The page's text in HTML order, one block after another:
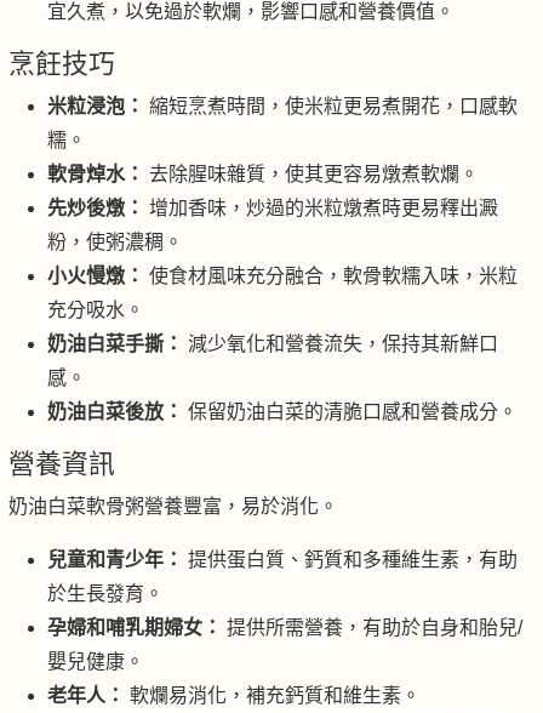
宜久煮，以免過於軟爛，影響口感和營養價值。
烹飪技巧
米粒浸泡： 縮短烹煮時間，使米粒更易煮開花，口感軟
糯。
軟骨焯水： 去除腥味雜質，使其更容易燉煮軟爛。
先炒後燉： 增加香味，炒過的米粒燉煮時更易釋出澱
粉，使粥濃稠。
小火慢燉： 使食材風味充分融合，軟骨軟糯入味，米粒
充分吸水。
奶油白菜手撕： 減少氧化和營養流失，保持其新鮮口
感。
奶油白菜後放： 保留奶油白菜的清脆口感和營養成分。
營養資訊
奶油白菜軟骨粥營養豐富，易於消化。
兒童和青少年： 提供蛋白質、鈣質和多種維生素，有助
於生長發育。
孕婦和哺乳期婦女： 提供所需營養，有助於自身和胎兒/
嬰兒健康。
老年人： 軟爛易消化，補充鈣質和維生素。